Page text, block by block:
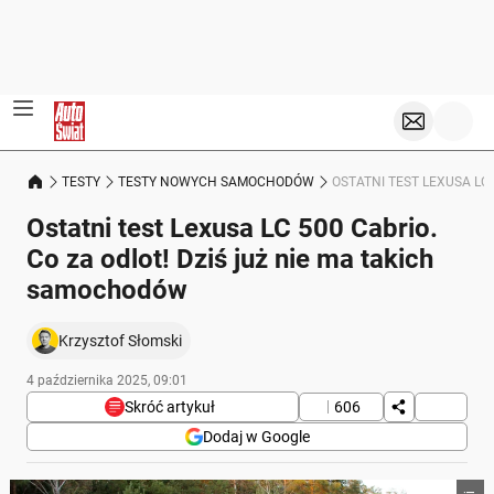
TESTY TESTY NOWYCH SAMOCHODÓW OSTATNI TEST LEXUSA
Ostatni test Lexusa LC 500 Cabrio.
Co za odlot! Dziś już nie ma takich
samochodów
Krzysztof Słomski
4 października 2025, 09:01
Skróć artykuł
606
Dodaj w Google